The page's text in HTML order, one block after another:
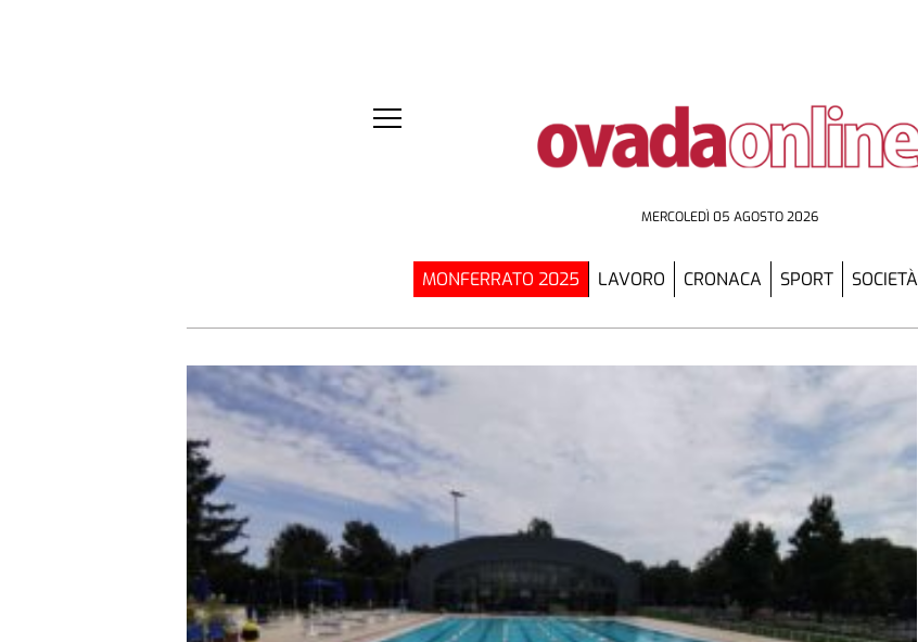
MERCOLEDÌ 05 AGOSTO 2026
MONFERRATO 2025 LAVORO CRONACA SPORT SOCIETÀ